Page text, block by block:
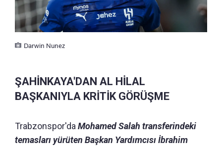
Darwin Nunez
ŞAHİNKAYA'DAN AL HİLAL
BAŞKANIYLA KRİTİK GÖRÜŞME
Trabzonspor'da Mohamed Salah transferindeki
temasları yürüten Başkan Yardımcısı İbrahim